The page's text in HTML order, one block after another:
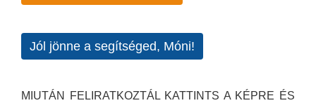
Jól jönne a segítséged, Móni!
MIUTÁN FELIRATKOZTÁL KATTINTS A KÉPRE ÉS